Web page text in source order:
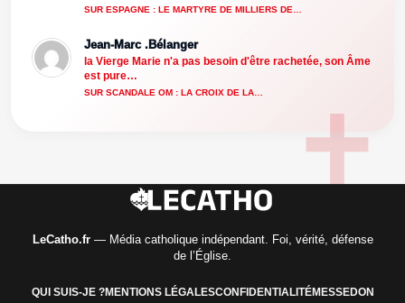
SUR ESPAGNE : LE MARTYRE DE MILLIERS DE…
Jean-Marc .Bélanger
la Vierge Marie n'a pas besoin d'être rachetée, son Âme
est pure…
SUR SCANDALE OM : LA CROIX DE LA…
LeCatho.fr— Média catholique indépendant. Foi, vérité, défense
de l’Église.
QUI SUIS-JE ?MENTIONS LÉGALESCONFIDENTIALITÉMESSEDON